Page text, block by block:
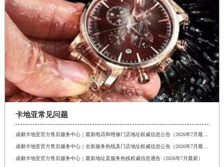
卡地亚常见问题
成都卡地亚官方售后服务中心｜最新电话和维修门店地址权威信息公告（2026年7月最新）
成都卡地亚官方售后服务中心｜全新服务热线及门店地址权威信息公告（2026年7月最新）
成都卡地亚官方售后服务中心｜最新地址及服务热线权威信息通告（2026年7月最新）